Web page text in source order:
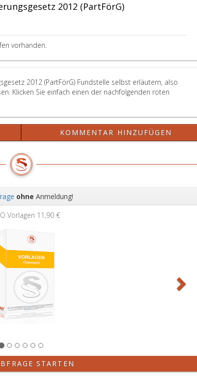
2012 (PartFörG)
vorhanden.
2012 (PartFörG) Fundstelle selbst erläutern, also
Klicken Sie einfach einen der nachfolgenden roten
KOMMENTAR HINZUFÜGEN
ohne Anmeldung!
Vorlagen 11,90 €
STARTEN